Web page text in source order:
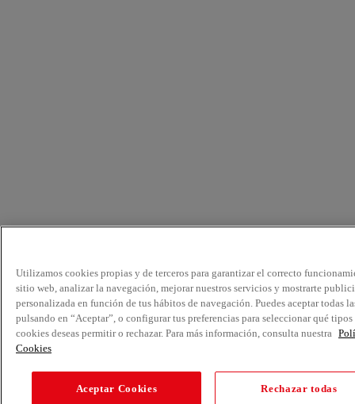
Utilizamos cookies propias y de terceros para garantizar el correcto
sitio web, analizar la navegación, mejorar nuestros servicios y mostrarte
personalizada en función de tus hábitos de navegación. Puedes aceptar todas
pulsando en “Aceptar”, o configurar tus preferencias para seleccionar qué tipos
cookies deseas permitir o rechazar. Para más información, consulta nuestra
Cookies
Aceptar Cookies Rechazar todas